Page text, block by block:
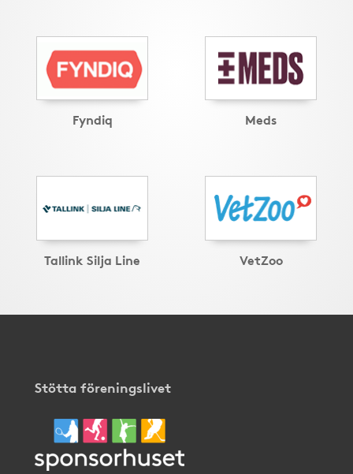
Fyndiq Meds
Tallink Silja Line VetZoo
Stötta föreningslivet